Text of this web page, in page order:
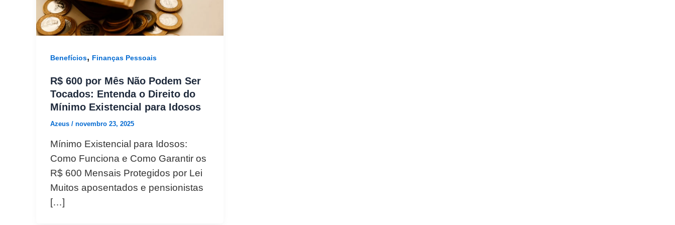
Benefícios, Finanças Pessoais
R$ 600 por Mês Não Podem Ser
Tocados: Entenda o Direito do
Mínimo Existencial para Idosos
Azeus / novembro 23, 2025
Mínimo Existencial para Idosos:
Como Funciona e Como Garantir os
R$ 600 Mensais Protegidos por Lei
Muitos aposentados e pensionistas
[…]